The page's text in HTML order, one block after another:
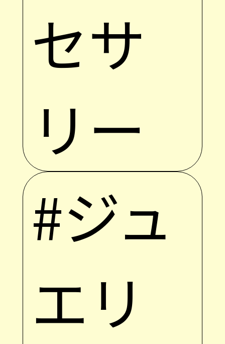
セサ
リー
#ジュ
エリ